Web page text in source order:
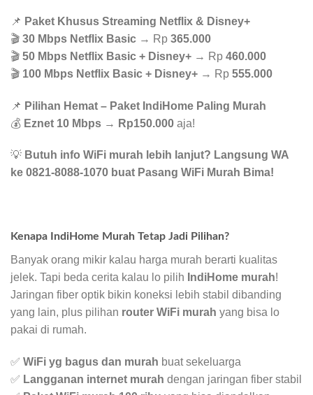
📌 Paket Khusus Streaming Netflix & Disney+
🎬 30 Mbps Netflix Basic → Rp 365.000
🎬 50 Mbps Netflix Basic + Disney+ → Rp 460.000
🎬 100 Mbps Netflix Basic + Disney+ → Rp 555.000
📌 Pilihan Hemat – Paket IndiHome Paling Murah
💰 Eznet 10 Mbps → Rp150.000 aja!
💡 Butuh info WiFi murah lebih lanjut? Langsung WA
ke 0821-8088-1070 buat Pasang WiFi Murah Bima!
Kenapa IndiHome Murah Tetap Jadi Pilihan?
Banyak orang mikir kalau harga murah berarti kualitas
jelek. Tapi beda cerita kalau lo pilih IndiHome murah!
Jaringan fiber optik bikin koneksi lebih stabil dibanding
yang lain, plus pilihan router WiFi murah yang bisa lo
pakai di rumah.
✅ WiFi yg bagus dan murah buat sekeluarga
✅ Langganan internet murah dengan jaringan fiber stabil